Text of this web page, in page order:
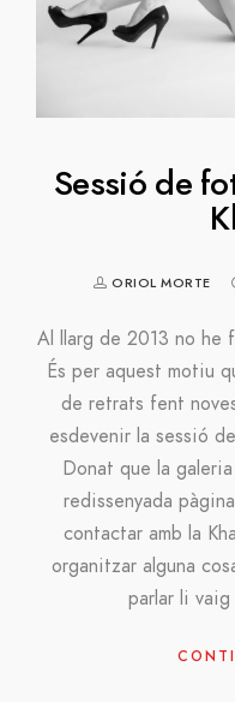
Sessió de
ORIOL MORTE
Al llarg de 2013 no
És per aquest motiu
de retrats fent
esdevenir la sessió
Donat que la
redissenyada
contactar amb la
organitzar alguna
parlar li